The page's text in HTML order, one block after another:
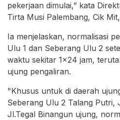
pekerjaan dimulai,” kata
Tirta Musi Palembang, Cik
Ia menjelaskan, normalisasi
Ulu 1 dan Seberang Ulu 2
waktu sekitar 1x24 jam,
ujung pengaliran.
"Khusus untuk di daerah
Seberang Ulu 2 Talang Putri,
Jl.Tegal Binangun ujung,